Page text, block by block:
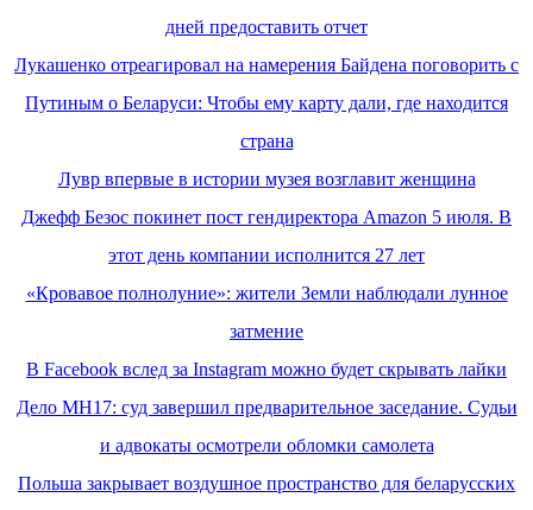
дней предоставить отчет
Лукашенко отреагировал на намерения Байдена поговорить с
Путиным о Беларуси: Чтобы ему карту дали, где находится
страна
Лувр впервые в истории музея возглавит женщина
Джефф Безос покинет пост гендиректора Amazon 5 июля. В
этот день компании исполнится 27 лет
«Кровавое полнолуние»: жители Земли наблюдали лунное
затмение
В Facebook вслед за Instagram можно будет скрывать лайки
Дело MH17: суд завершил предварительное заседание. Судьи
и адвокаты осмотрели обломки самолета
Польша закрывает воздушное пространство для беларусских